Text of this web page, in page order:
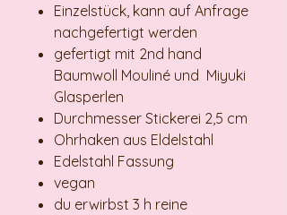
Einzelstück, kann auf Anfrage
nachgefertigt werden
gefertigt mit 2nd hand
Baumwoll Mouliné und Miyuki
Glasperlen
Durchmesser Stickerei 2,5 cm
Ohrhaken aus Eldelstahl
Edelstahl Fassung
vegan
du erwirbst 3 h reine